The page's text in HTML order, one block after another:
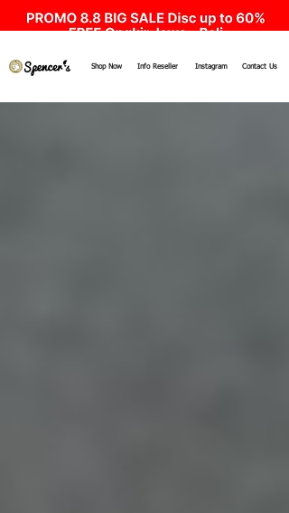
Shop Now Info Reseller Instagram Contact Us